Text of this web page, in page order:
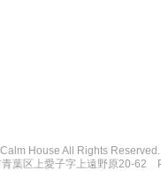
House All Rights Reserved.
青葉区上愛子字上遠野原20-62